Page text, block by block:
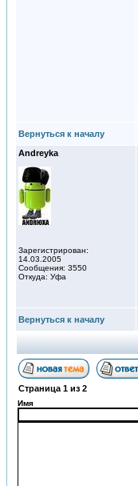
Вернуться к началу
Andreyka
Зарегистрирован:
14.03.2005
Сообщения: 3550
Откуда: Уфа
Вернуться к началу
Страница 1 из 2
Имя